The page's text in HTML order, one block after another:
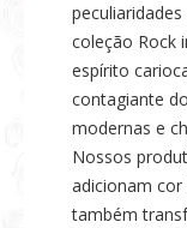
coleção Rock
espírito
contagiante
modernas e
Nossos
adicionam cor
também